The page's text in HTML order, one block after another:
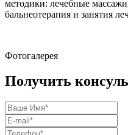
методики: лечебные
бальнеотерапия и занятия
Фотогалерея
Получить